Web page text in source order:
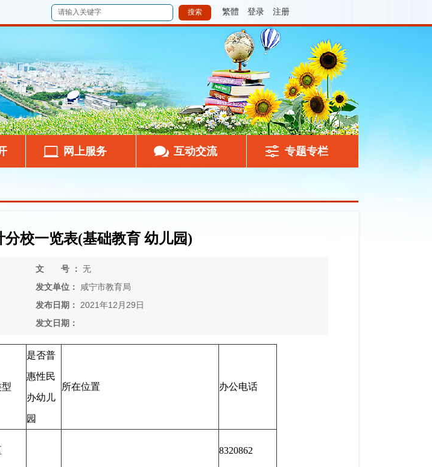
繁體 登录 注册
网上服务 互动交流 专题专栏
分校一览表(基础教育 幼儿园)
文 号 ： 无
发文单位：
咸宁市教育局
发布日期：
2021年12月29日
发文日期：
是否普
惠性民
办幼儿
园
所在位置 办公电话
8320862